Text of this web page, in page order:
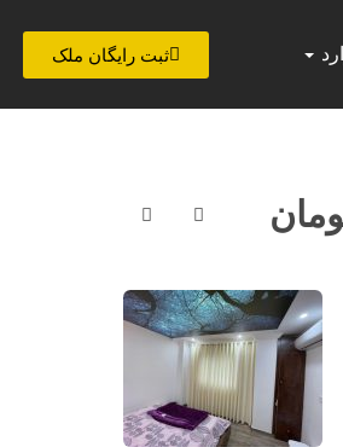
ثبت رایگان ملک